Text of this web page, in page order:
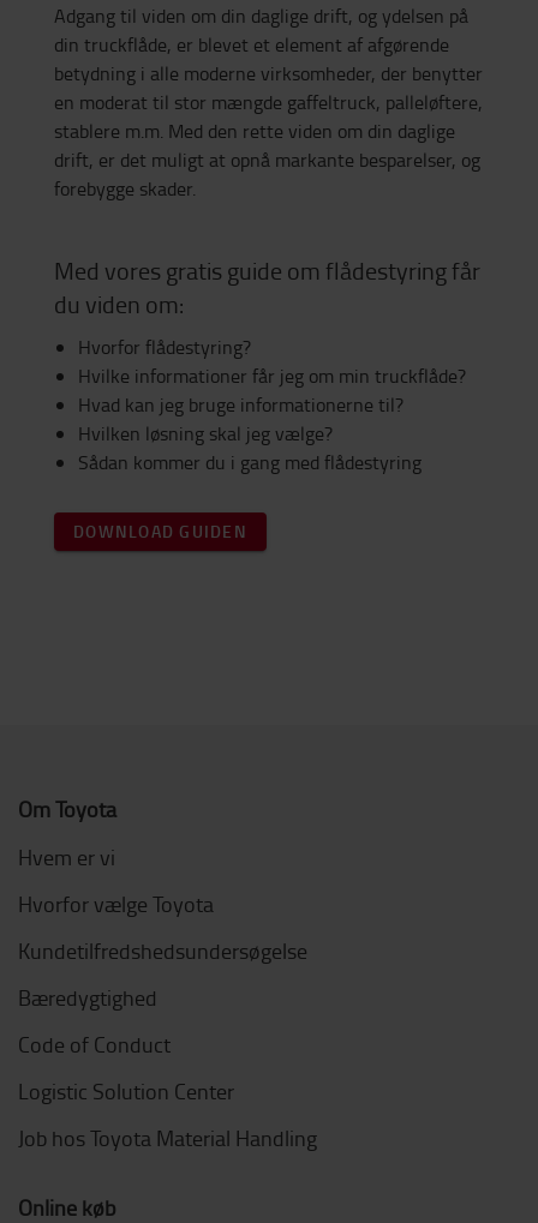
Adgang til viden om din daglige drift, og ydelsen på
din truckflåde, er blevet et element af afgørende
betydning i alle moderne virksomheder, der benytter
en moderat til stor mængde gaffeltruck, palleløftere,
stablere m.m. Med den rette viden om din daglige
drift, er det muligt at opnå markante besparelser, og
forebygge skader.
Med vores gratis guide om flådestyring får
du viden om:
Hvorfor flådestyring?
Hvilke informationer får jeg om min truckflåde?
Hvad kan jeg bruge informationerne til?
Hvilken løsning skal jeg vælge?
Sådan kommer du i gang med flådestyring
DOWNLOAD GUIDEN
Om Toyota
Hvem er vi
Hvorfor vælge Toyota
Kundetilfredshedsundersøgelse
Bæredygtighed
Code of Conduct
Logistic Solution Center
Job hos Toyota Material Handling
Online køb